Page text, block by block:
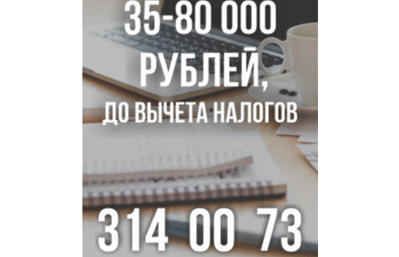
В Новосибирске осудили внука за продажу дедова ружья